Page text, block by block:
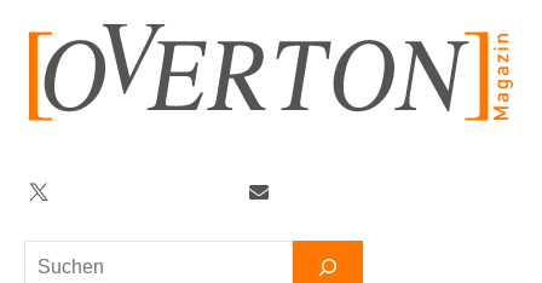
springen
Suchen
Twitter